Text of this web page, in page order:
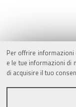
Per offrire
e le tue informazioni di
di acquisire il tuo